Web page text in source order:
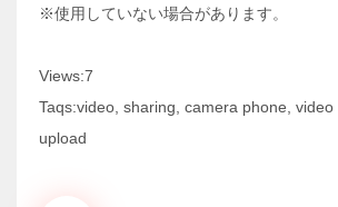
※使用していない場合があります。
Views:7
Taqs:video, sharing, camera phone,
upload